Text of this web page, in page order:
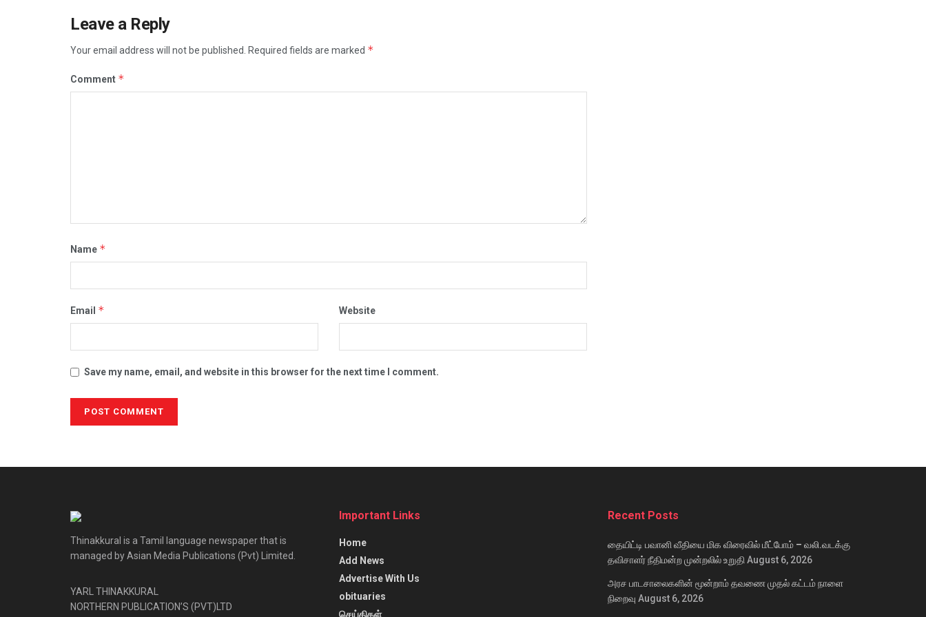
Leave a Reply
Your email address will not be published. Required fields are marked *
Comment *
Name *
Email * Website
Save my name, email, and website in this browser for the next time I comment.
Thinakkural is a Tamil language newspaper that is
managed by Asian Media Publications (Pvt) Limited.
YARL THINAKKURAL
NORTHERN PUBLICATION’S (PVT)LTD
Important Links
Home
Add News
Advertise With Us
obituaries
செய்திகள்
Recent Posts
தையிட்டி பவானி வீதியை மிக விரைவில் மீட்போம் – வலி.வடக்கு
தவிசாளர் நீதிமன்ற முன்றலில் உறுதி August 6, 2026
அரச பாடசாலைகளின் மூன்றாம் தவணை முதல் கட்டம் நாளை
நிறைவு August 6, 2026